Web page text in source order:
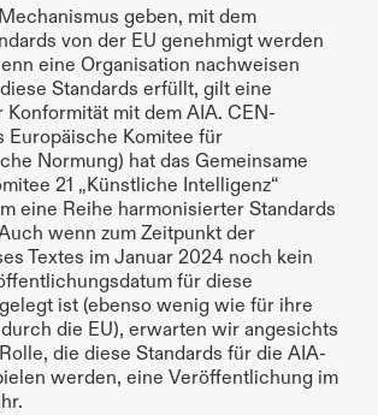
geben, mit dem
von der EU genehmigt werden
eine Organisation nachweisen
Standards erfüllt, gilt eine
Konformität mit dem AIA. CEN-
Europäische Komitee für
Normung) hat das Gemeinsame
21 „Künstliche Intelligenz“
eine Reihe harmonisierter Standards
wenn zum Zeitpunkt der
Textes im Januar 2024 noch kein
für diese
ist (ebenso wenig wie für ihre
die EU), erwarten wir angesichts
die diese Standards für die AIA-
werden, eine Veröffentlichung im